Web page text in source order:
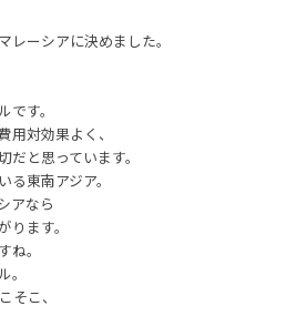
レーシアに決めました。
す。
用対効果よく、
と思っています。
東南アジア。
アなら
ます。
。
そこ、